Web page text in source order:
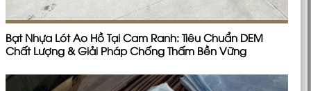
Bạt Nhựa Lót Ao Hồ Tại Cam Ranh: Tiêu Chuẩn DEM
Chất Lượng & Giải Pháp Chống Thấm Bền Vững